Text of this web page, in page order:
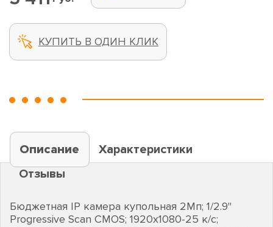
КУПИТЬ В ОДИН КЛИК
Описание
Характеристики
Отзывы
Бюджетная IP камера купольная 2Мп; 1/2.9''
Progressive Scan CMOS; 1920х1080-25 к/с;